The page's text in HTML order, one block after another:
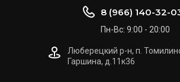
8 (966) 140-32-
Пн-Вс: 9:00 - 20:00
Люберецкий р-н, п.
Гаршина, д.11к36